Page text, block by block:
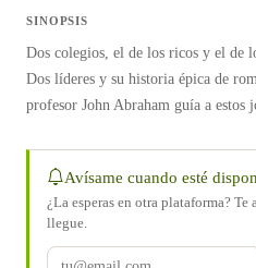
SINOPSIS
Dos colegios, el de los ricos y el de
Dos líderes y su historia épica de
profesor John Abraham guía a estos
Avísame cuando esté
¿La esperas en otra plataforma?
llegue.